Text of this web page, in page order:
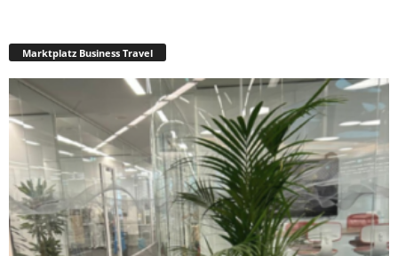
Marktplatz Business Travel